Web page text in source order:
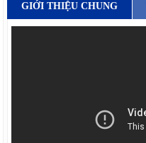
GIỚI THIỆU CHUNG